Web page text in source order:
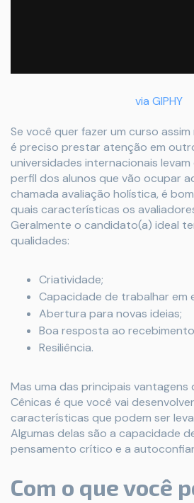
via GIPHY
Se você quer fazer um curso
é preciso prestar atenção em
universidades internacionais
perfil dos alunos que vão ocupar
chamada avaliação holística, é
quais características os
Geralmente o candidato(a) ideal
qualidades:
Criatividade;
Capacidade de trabalhar em
Abertura para novas ideias;
Boa resposta ao
Resiliência.
Mas uma das principais
Cênicas é que você vai
características que podem ser
Algumas delas são a capacidade
pensamento crítico e a
Com o que você